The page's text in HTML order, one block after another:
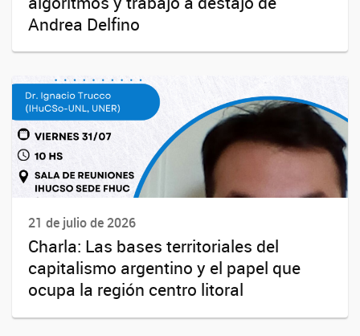
Andrea Delfino
21 de julio de 2026
Charla: Las bases territoriales del
capitalismo argentino y el papel que
ocupa la región centro litoral